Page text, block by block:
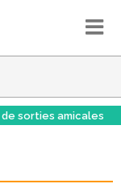
de sorties amicales